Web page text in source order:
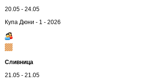
20.05 - 24.05
Купа Дюни - 1 - 2026
Сливница
21.05 - 21.05